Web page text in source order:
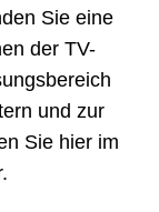
Sie eine
der TV-
und zur
Sie hier im